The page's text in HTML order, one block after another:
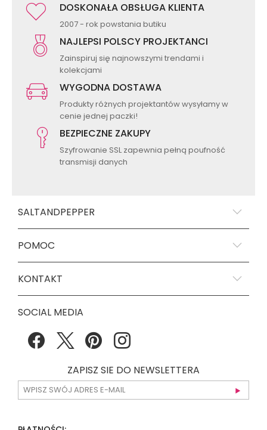
DOSKONAŁA OBSŁUGA KLIENTA
2007 - rok powstania butiku
NAJLEPSI POLSCY PROJEKTANCI
Zainspiruj się najnowszymi trendami i
kolekcjami
WYGODNA DOSTAWA
Produkty różnych projektantów wysyłamy w
cenie jednej paczki!
BEZPIECZNE ZAKUPY
Szyfrowanie SSL zapewnia pełną poufność
transmisji danych
SALTANDPEPPER
POMOC
KONTAKT
SOCIAL MEDIA
ZAPISZ SIE DO NEWSLETTERA